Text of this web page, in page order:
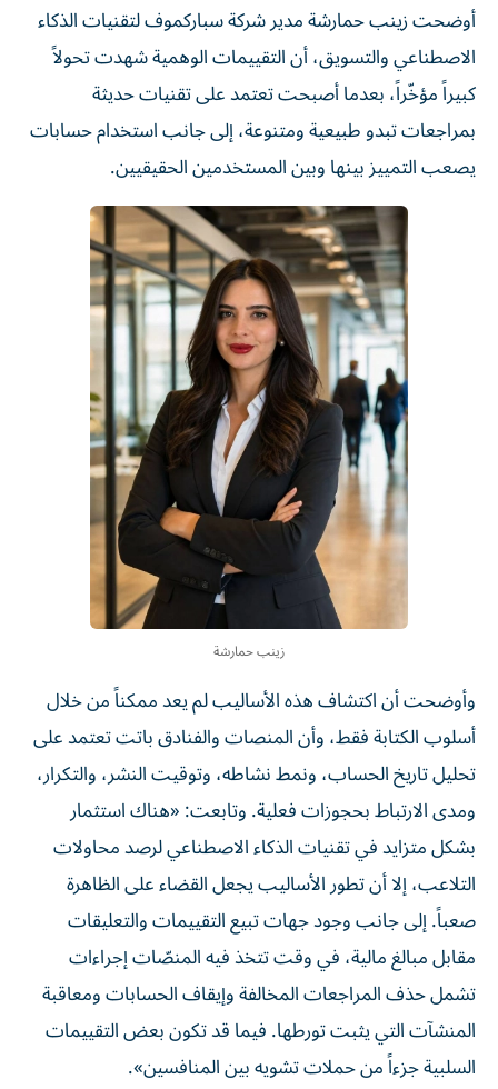
أوضحت زينب حمارشة مدير شركة سباركموف لتقنيات الذكاء
الاصطناعي والتسويق، أن التقييمات الوهمية شهدت تحولاً
كبيراً مؤخّراً، بعدما أصبحت تعتمد على تقنيات حديثة
بمراجعات تبدو طبيعية ومتنوعة، إلى جانب استخدام حسابات
يصعب التمييز بينها وبين المستخدمين الحقيقيين.
زينب حمارشة
وأوضحت أن اكتشاف هذه الأساليب لم يعد ممكناً من خلال
أسلوب الكتابة فقط، وأن المنصات والفنادق باتت تعتمد على
تحليل تاريخ الحساب، ونمط نشاطه، وتوقيت النشر، والتكرار،
ومدى الارتباط بحجوزات فعلية. وتابعت: «هناك استثمار
بشكل متزايد في تقنيات الذكاء الاصطناعي لرصد محاولات
التلاعب، إلا أن تطور الأساليب يجعل القضاء على الظاهرة
صعباً. إلى جانب وجود جهات تبيع التقييمات والتعليقات
مقابل مبالغ مالية، في وقت تتخذ فيه المنصّات إجراءات
تشمل حذف المراجعات المخالفة وإيقاف الحسابات ومعاقبة
المنشآت التي يثبت تورطها. فيما قد تكون بعض التقييمات
السلبية جزءاً من حملات تشويه بين المنافسين».